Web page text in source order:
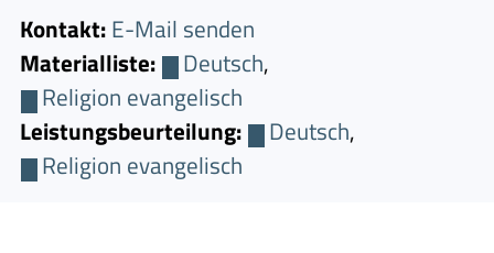
Kontakt:E-Mail senden
Materialliste:
Deutsch,
Religion evangelisch
Leistungsbeurteilung:
Deutsch,
Religion evangelisch